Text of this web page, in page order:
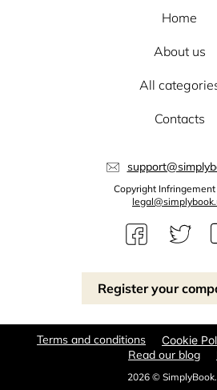
Register your
Home
About us
All
Contacts
Copyright Infringement
2026 ©
Terms and conditions Cookie
Read our blog